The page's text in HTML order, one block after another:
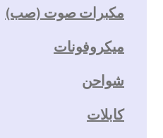
مكبرات صوت (صب)
ميكروفونات
شواحن
كابلات